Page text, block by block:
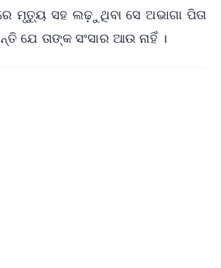
ମୃତ୍ୟୁ ସହ ଲଢ଼ୁଥିବା ସେ ଅଭାଗା ପିତା
ଯେ ତାଙ୍କ ସଂସାର ଆଉ ନାହିଁ ।